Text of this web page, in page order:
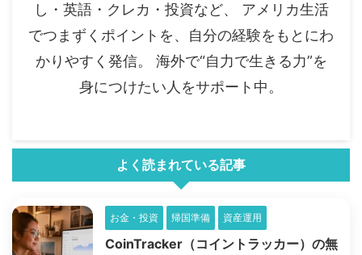
し・英語・クレカ・投資など、 アメリカ生活
でつまずくポイントを、自分の経験をもとにわ
かりやすく発信。 海外で“自力で生きる力”を
身につけたい人をサポート中。
よく読まれている記事
お金・投資 帰国準備 資産運用
CoinTracker（コイントラッカー）の無